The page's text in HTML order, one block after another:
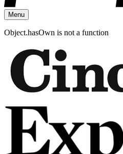
Menu
Object.hasOwn is not a function